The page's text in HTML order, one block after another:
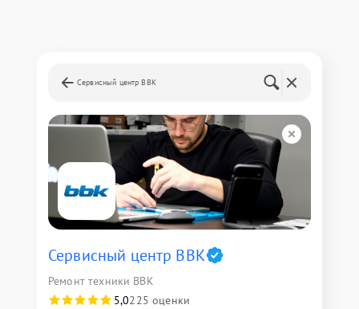
Сервисный центр BBK
Сервисный центр BBK
Ремонт техники BBK
5,0225 оценки